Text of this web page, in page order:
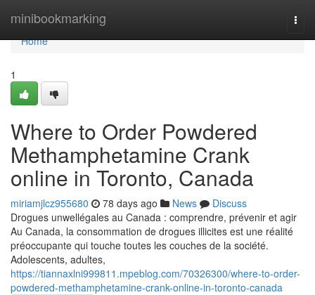
minibookmarking
Home
Home
1
Where to Order Powdered
Methamphetamine Crank
online in Toronto, Canada
miriamjlcz955680 78 days ago News
Discuss
Drogues unwellégales au Canada : comprendre, prévenir et agir
Au Canada, la consommation de drogues illicites est une réalité
préoccupante qui touche toutes les couches de la société.
Adolescents, adultes,
https://tiannaxlni999811.mpeblog.com/70326300/where-to-order-
powdered-methamphetamine-crank-online-in-toronto-canada